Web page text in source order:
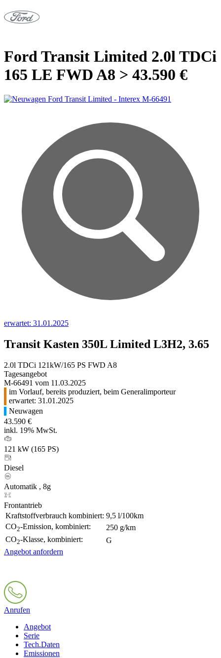
Ford Transit Limited 2.0l TDCi
165 LE FWD A8 > 43.590 €
erwartet: 31.01.2025
Transit Kasten 350L Limited L3H2, 3.65
2.0l TDCi 121kW/165 PS FWD A8
Tagesangebot
M-66491 vom 11.03.2025
im Vorlauf, bereits produziert, beim Generalimporteur
erwartet: 31.01.2025
Neuwagen
43.590 €
inkl. 19% MwSt.
121 kW (165 PS)
Diesel
Automatik , 8g
Frontantrieb
Kraftstoffverbrauch kombiniert: 9,5 l/100km
CO2-Emission, kombiniert:
250 g/km
CO2-Klasse, kombiniert:
G
Angebot anfordern
Anrufen
Angebot
Serie
Tech.Daten
Emissionen